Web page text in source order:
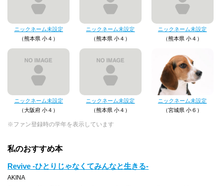
ニックネーム未設定
（熊本県 小４）
ニックネーム未設定
（熊本県 小４）
ニックネーム未設定
（熊本県 小４）
ニックネーム未設定
（大阪府 小４）
ニックネーム未設定
（熊本県 小４）
ニックネーム未設定
（宮城県 小６）
※ファン登録時の学年を表示しています
私のおすすめ本
Revive -ひとりじゃなくてみんなと生きる-
AKINA